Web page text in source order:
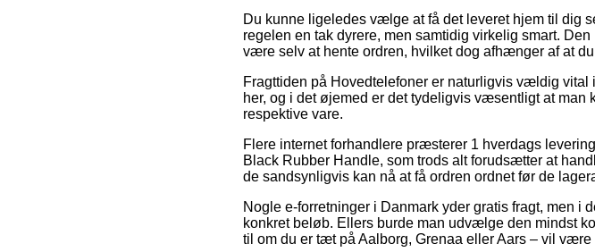
Du kunne ligeledes vælge at få det leveret hjem til dig
regelen en tak dyrere, men samtidig virkelig smart.
være selv at hente ordren, hvilket dog afhænger af at
Fragttiden på Hovedtelefoner er naturligvis vældig
her, og i det øjemed er det tydeligvis væsentligt at man
respektive vare.
Flere internet forhandlere præsterer 1 hverdags
Black Rubber Handle, som trods alt forudsætter at
de sandsynligvis kan nå at få ordren ordnet før de
Nogle e-forretninger i Danmark yder gratis fragt, men
konkret beløb. Ellers burde man udvælge den mindst
til om du er tæt på Aalborg, Grenaa eller Aars – vil